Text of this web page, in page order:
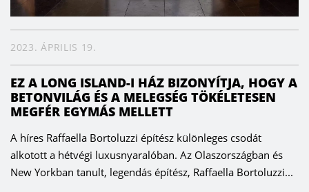
2023. ÁPRILIS 19.
EZ A LONG ISLAND-I HÁZ BIZONYÍTJA, HOGY A
BETONVILÁG ÉS A MELEGSÉG TÖKÉLETESEN
MEGFÉR EGYMÁS MELLETT
A híres Raffaella Bortoluzzi építész különleges csodát
alkotott a hétvégi luxusnyaralóban. Az Olaszországban és
New Yorkban tanult, legendás építész, Raffaella Bortoluzzi...